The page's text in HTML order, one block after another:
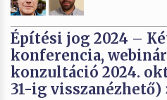
Építési jog 2024 –
konferencia,
konzultáció 2024.
31-ig visszanézhető)